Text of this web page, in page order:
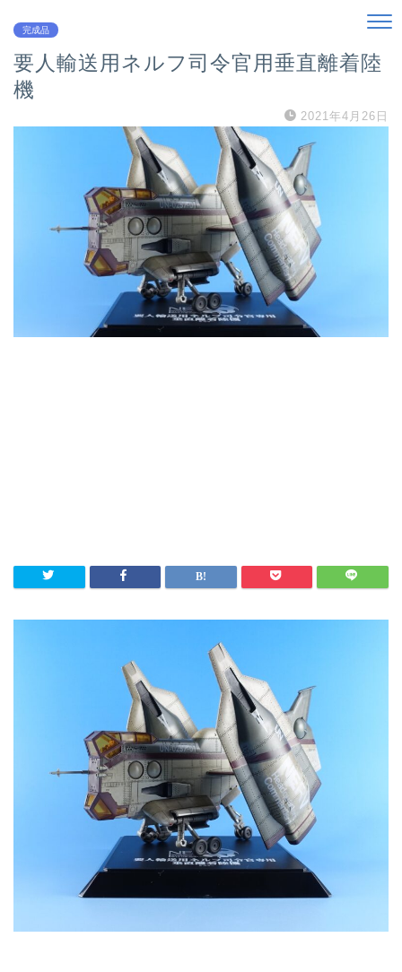
完成品
要人輸送用ネルフ司令官用垂直離着陸
機
2021年4月26日